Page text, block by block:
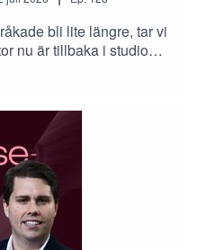
bli lite längre, tar vi
nu är tillbaka i studion
i Kalmar, svenska
närmare på några
trender, hur våra
i juni och en
vad vi investerare
lyssning på
som placeras kan
och det är inte
hela det insatta kapitalet.
garanti för framtida